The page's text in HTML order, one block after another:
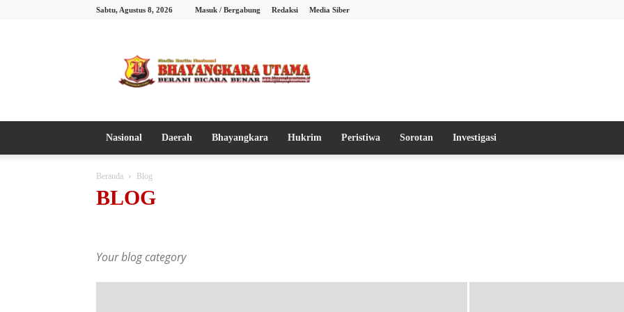
Sabtu, Agustus 8, 2026 Masuk / Bergabung Redaksi Media Siber
Utama
Nasional Daerah Bhayangkara Hukrim Peristiwa Sorotan Investigasi
Beranda Blog
BLOG
Your blog category